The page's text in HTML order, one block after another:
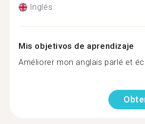
Inglés
Mis objetivos de aprendizaje
Améliorer mon anglais parlé et